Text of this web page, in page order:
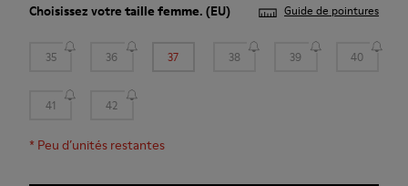
Choisissez votre taille femme. (EU) Guide de pointures
35 36 37 38 39 40
41 42
* Peu d’unités restantes